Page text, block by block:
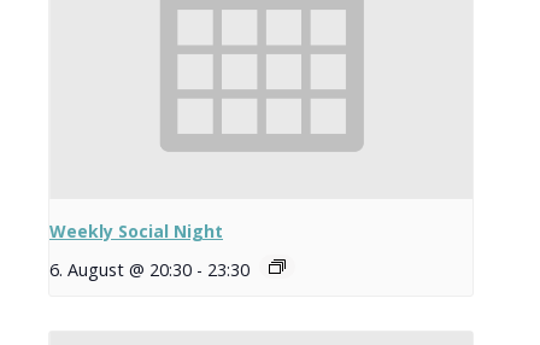
Weekly Social Night
6. August @ 20:30 - 23:30